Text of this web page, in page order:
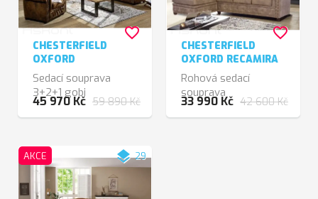
CHESTERFIELD
OXFORD
Sedací souprava
3+2+1 gobi
45 970 Kč 59 890 Kč
favorite_border
CHESTERFIELD
OXFORD RECAMIRA
Rohová sedací
souprava
33 990 Kč 42 600 Kč
favorite_border
AKCE layers29